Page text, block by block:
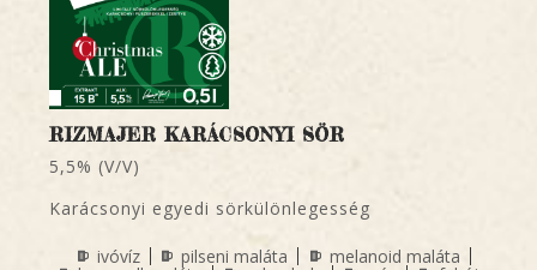
RIZMAJER KARÁCSONYI SÖR
5,5% (V/V)
Karácsonyi egyedi sörkülönlegesség
ivóvíz pilseni maláta melanoid maláta